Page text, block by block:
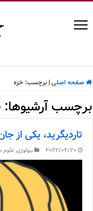
صفحه اصلی| برچسب:خزه
برچسب آرشیوها:
تاردیگرید، یکی از
2022/04/20 بیولوژی,علوم